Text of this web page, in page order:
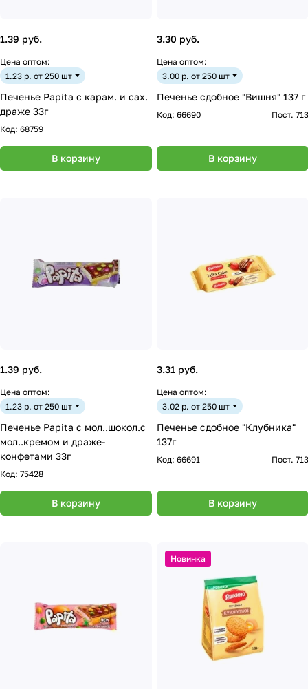
1.39 руб.
Цена оптом:
1.23 р. от 250 шт
Печенье Papita с карам. и сах.
драже 33г
Код: 68759
В корзину
3.30 руб.
Цена оптом:
3.00 р. от 250 шт
Печенье сдобное "Вишня" 137 г
Код: 66690 Пост. 713
В корзину
1.39 руб.
Цена оптом:
1.23 р. от 250 шт
Печенье Papita с мол..шокол.с
мол..кремом и драже-
конфетами 33г
Код: 75428
В корзину
3.31 руб.
Цена оптом:
3.02 р. от 250 шт
Печенье сдобное "Клубника"
137г
Код: 66691 Пост. 713
В корзину
Новинка